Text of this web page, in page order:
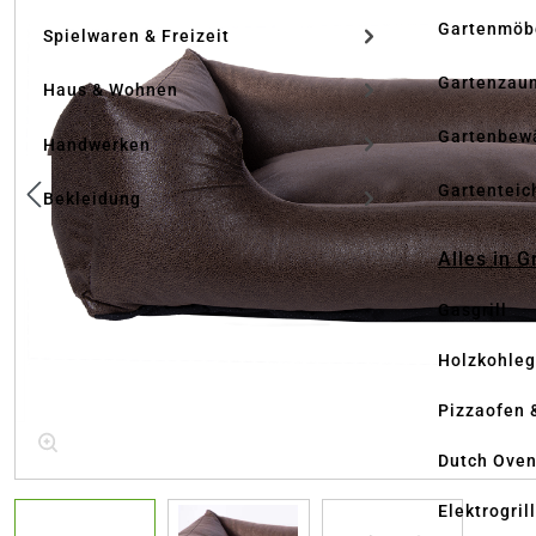
Spielwaren & Freizeit
Haus & Wohnen
Handwerken
Bekleidung
Alles in
Gasgrill
Pizzaofen
Dutch Oven
Elektrogrill